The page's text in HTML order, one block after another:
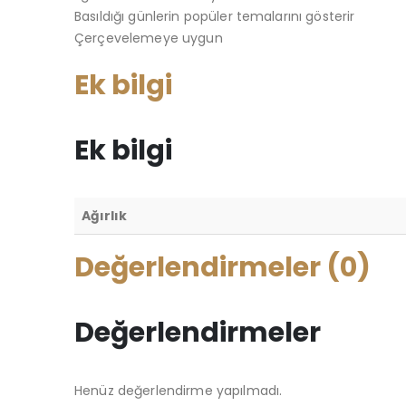
Basıldığı günlerin popüler temalarını gösterir
Çerçevelemeye uygun
Ek bilgi
Ek bilgi
Ağırlık
Değerlendirmeler (0)
Değerlendirmeler
Henüz değerlendirme yapılmadı.